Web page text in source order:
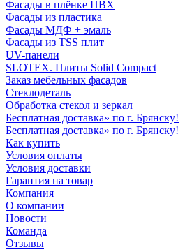
Фасады в плёнке ПВХ
Фасады из пластика
Фасады МДФ + эмаль
Фасады из TSS плит
UV-панели
SLOTEX. Плиты Solid Compact
Заказ мебельных фасадов
Стеклодеталь
Обработка стекол и зеркал
Бесплатная доставка» по г. Брянску!
Бесплатная доставка» по г. Брянску!
Как купить
Условия оплаты
Условия доставки
Гарантия на товар
Компания
О компании
Новости
Команда
Отзывы